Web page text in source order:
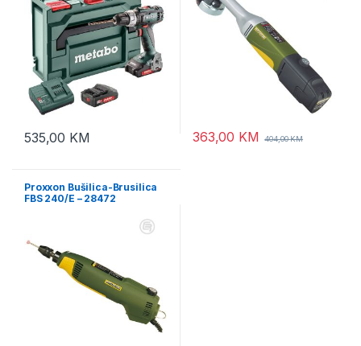
535,00 KM 363,00 KM 404,00KM
Proxxon Bušilica-Brusilica
FBS 240/E – 28472